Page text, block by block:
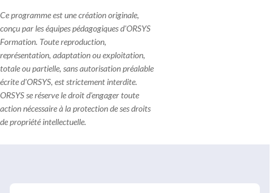
Ce programme est une création originale,
conçu par les équipes pédagogiques d'ORSYS
Formation. Toute reproduction,
représentation, adaptation ou exploitation,
totale ou partielle, sans autorisation préalable
écrite d'ORSYS, est strictement interdite.
ORSYS se réserve le droit d'engager toute
action nécessaire à la protection de ses droits
de propriété intellectuelle.